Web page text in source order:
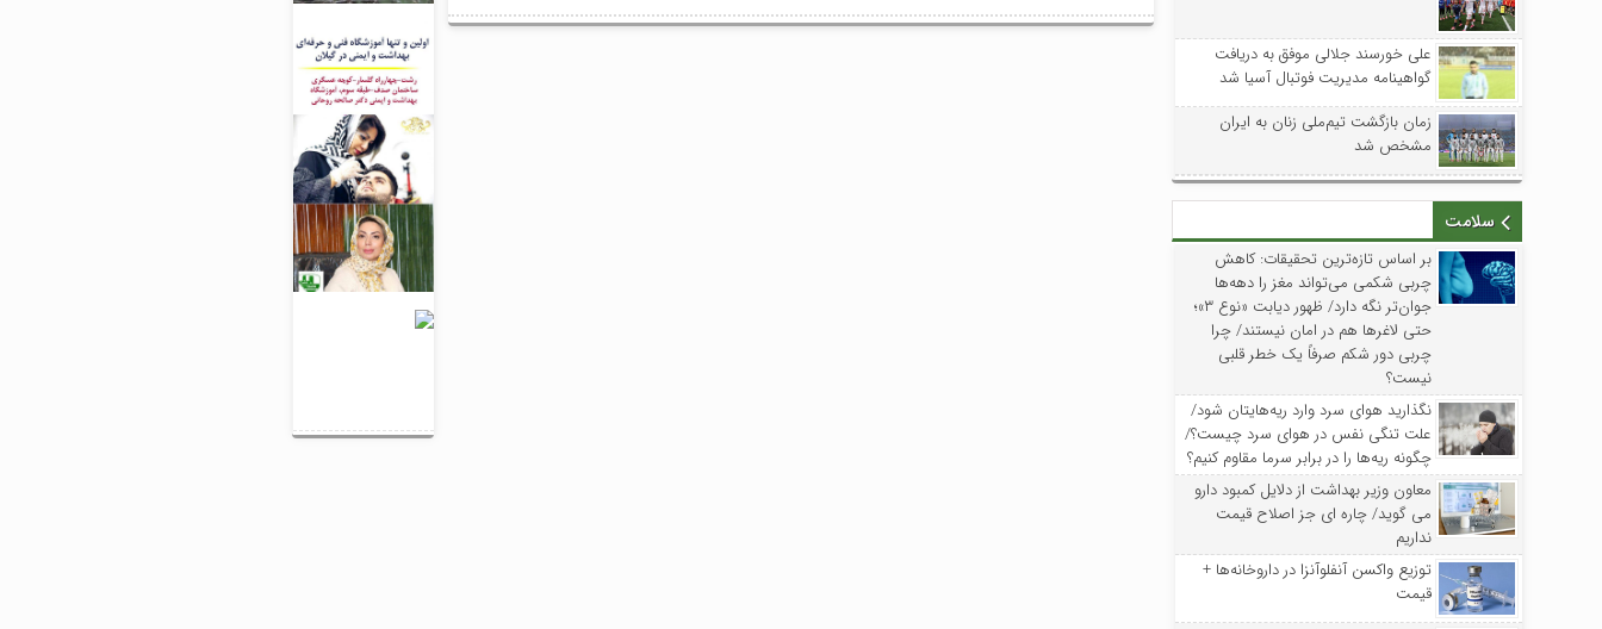
علی خورسند جلالی موفق به دریافت
گواهینامه مدیریت فوتبال آسیا شد
زمان بازگشت تیم‌ملی زنان به ایران
مشخص شد
سلامت
بر اساس تازه‌ترین تحقیقات: کاهش
چربی شکمی می‌تواند مغز را دهه‌ها
جوان‌تر نگه دارد/ ظهور دیابت «نوع ۳»؛
حتی لاغرها هم در امان نیستند/ چرا
چربی دور شکم صرفاً یک خطر قلبی
نیست؟
نگذارید هوای سرد وارد ریه‌هایتان شود/
علت تنگی نفس در هوای سرد چیست؟/
چگونه ریه‌ها را در برابر سرما مقاوم کنیم؟
معاون وزیر بهداشت از دلایل کمبود دارو
می گوید/ چاره ای جز اصلاح قیمت
نداریم
توزیع واکسن‌ آنفلوآنزا در داروخانه‌ها +
قیمت